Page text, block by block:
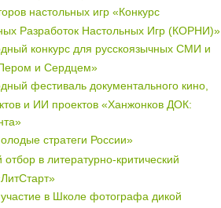
настольных игр «Конкурс
Разработок Настольных Игр (КОРНИ)»
конкурс для русскоязычных СМИ и
и Сердцем»
фестиваль документального кино,
и ИИ проектов «Ханжонков ДОК:
стратеги России»
отбор в литературно-критический
в Школе фотографа дикой